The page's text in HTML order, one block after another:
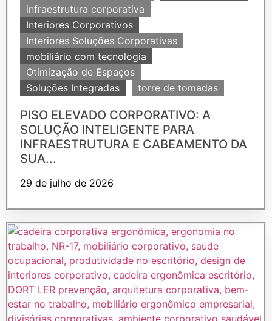
infraestrutura corporativa
Interiores Corporativos
Interiores Soluções Corporativas
mobiliário com tecnologia
Otimização de Espaços
Soluções Integradas
torre de tomadas
PISO ELEVADO CORPORATIVO: A
SOLUÇÃO INTELIGENTE PARA
INFRAESTRUTURA E CABEAMENTO DA
SUA...
29 de julho de 2026